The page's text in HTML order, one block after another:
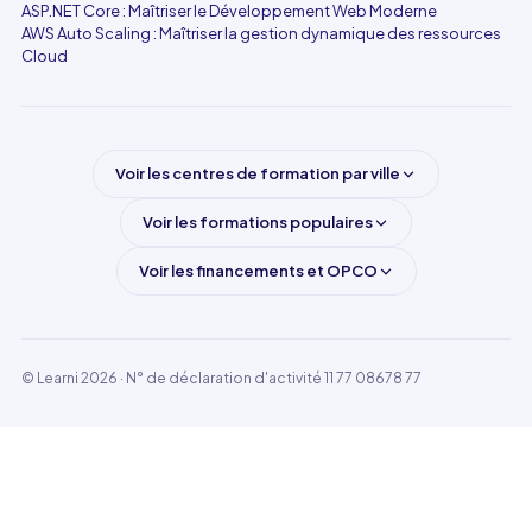
ASP.NET Core : Maîtriser le Développement Web Moderne
AWS Auto Scaling : Maîtriser la gestion dynamique des ressources
Cloud
Voir les centres de formation par ville
Voir les formations populaires
Voir les financements et OPCO
© Learni 2026 · N° de déclaration d'activité 11 77 08678 77